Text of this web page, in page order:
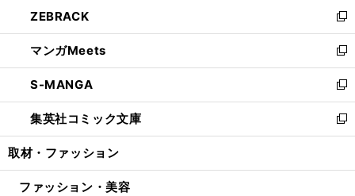
く
で
開
く
ド
ウ
で
開
く
ィ
ン
ド
ウ
で
開
く
い
ウ
ィ
ン
ド
ウ
で
開
ZEBRACK
新
し
い
ウ
ィ
ン
ド
ウ
開
マンガMeets
新
し
い
ウ
ィ
ン
ウ
S-MANGA
新
し
い
ウ
ン
集英社コミック文庫
新
し
ウ
取材・ファッション
ファッション・美容